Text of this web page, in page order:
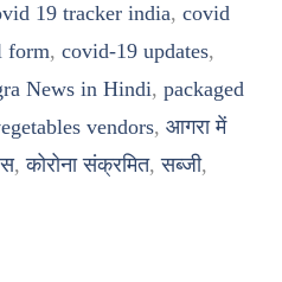
19 tracker india, covid
form, covid-19 updates,
News in Hindi, packaged
vendors, आगरा में
,कोरोना संक्रमित,सब्जी,